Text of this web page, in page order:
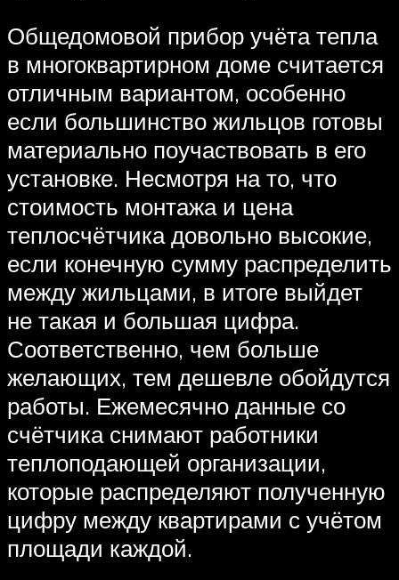
Общедомовой прибор учёта тепла
в многоквартирном доме считается
отличным вариантом, особенно
если большинство жильцов готовы
материально поучаствовать в его
установке. Несмотря на то, что
стоимость монтажа и цена
теплосчётчика довольно высокие,
если конечную сумму распределить
между жильцами, в итоге выйдет
не такая и большая цифра.
Соответственно, чем больше
желающих, тем дешевле обойдутся
работы. Ежемесячно данные со
счётчика снимают работники
теплоподающей организации,
которые распределяют полученную
цифру между квартирами с учётом
площади каждой.